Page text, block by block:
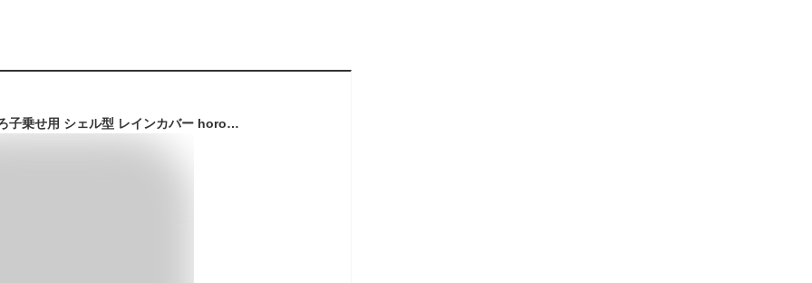
マルト(MARUTO) 後ろ子乗せ用 シェル型 レインカバー horo!(ホロ) D-5RG4 -O バージョン4. ネイビー